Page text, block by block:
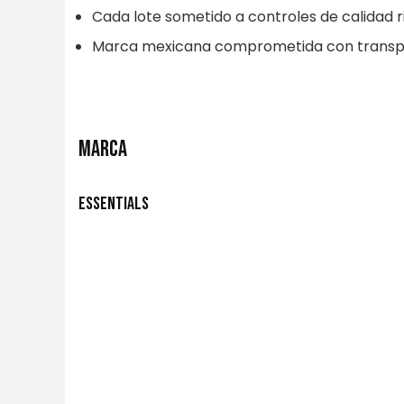
Cada lote sometido a controles de calidad
Marca mexicana comprometida con
MARCA
ESSENTIALS